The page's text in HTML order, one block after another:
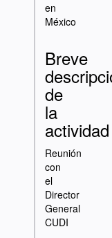
en
México
Breve
de
la
actividad
Reunión
con
el
Director
General
CUDI